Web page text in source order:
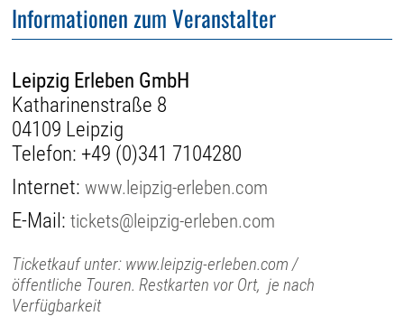
Informationen zum Veranstalter
Leipzig Erleben GmbH
Katharinenstraße 8
04109 Leipzig
Telefon: +49 (0)341 7104280
Internet:www.leipzig-erleben.com
E-Mail:tickets@leipzig-erleben.com
Ticketkauf unter: www.leipzig-erleben.com /
öffentliche Touren. Restkarten vor Ort, je nach
Verfügbarkeit